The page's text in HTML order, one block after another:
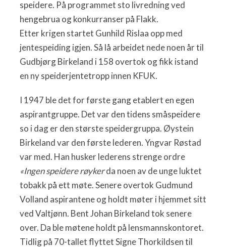
speidere. På programmet sto livredning ved
hengebrua og konkurranser på Flakk.
Etter krigen startet Gunhild Rislaa opp med
jentespeiding igjen. Så lå arbeidet nede noen år til
Gudbjørg Birkeland i 158 overtok og fikk istand
en ny speiderjentetropp innen KFUK.
I 1947 ble det for første gang etablert en egen
aspirantgruppe. Det var den tidens småspeidere
so i dag er den største speidergruppa. Øystein
Birkeland var den første lederen. Yngvar Røstad
var med. Han husker lederens strenge ordre
«Ingen speidere røykerda noen av de unge luktet
tobakk på ett møte. Senere overtok Gudmund
Volland aspirantene og holdt møter i hjemmet sitt
ved Valtjønn. Bent Johan Birkeland tok senere
over. Da ble møtene holdt på lensmannskontoret.
Tidlig på 70-tallet flyttet Signe Thorkildsen til